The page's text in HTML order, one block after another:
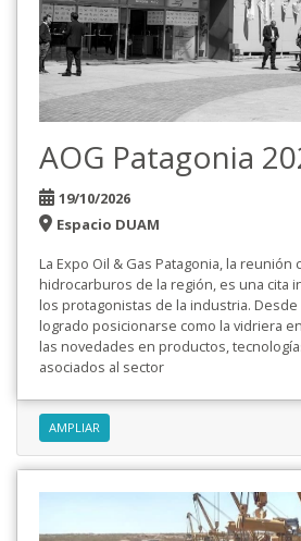
AOG Patagonia
19/10/2026
Espacio DUAM
La Expo Oil & Gas Patagonia, la reunión
hidrocarburos de la región, es una cita
los protagonistas de la industria.
logrado posicionarse como la vidriera
las novedades en productos,
asociados al sector
AMPLIAR